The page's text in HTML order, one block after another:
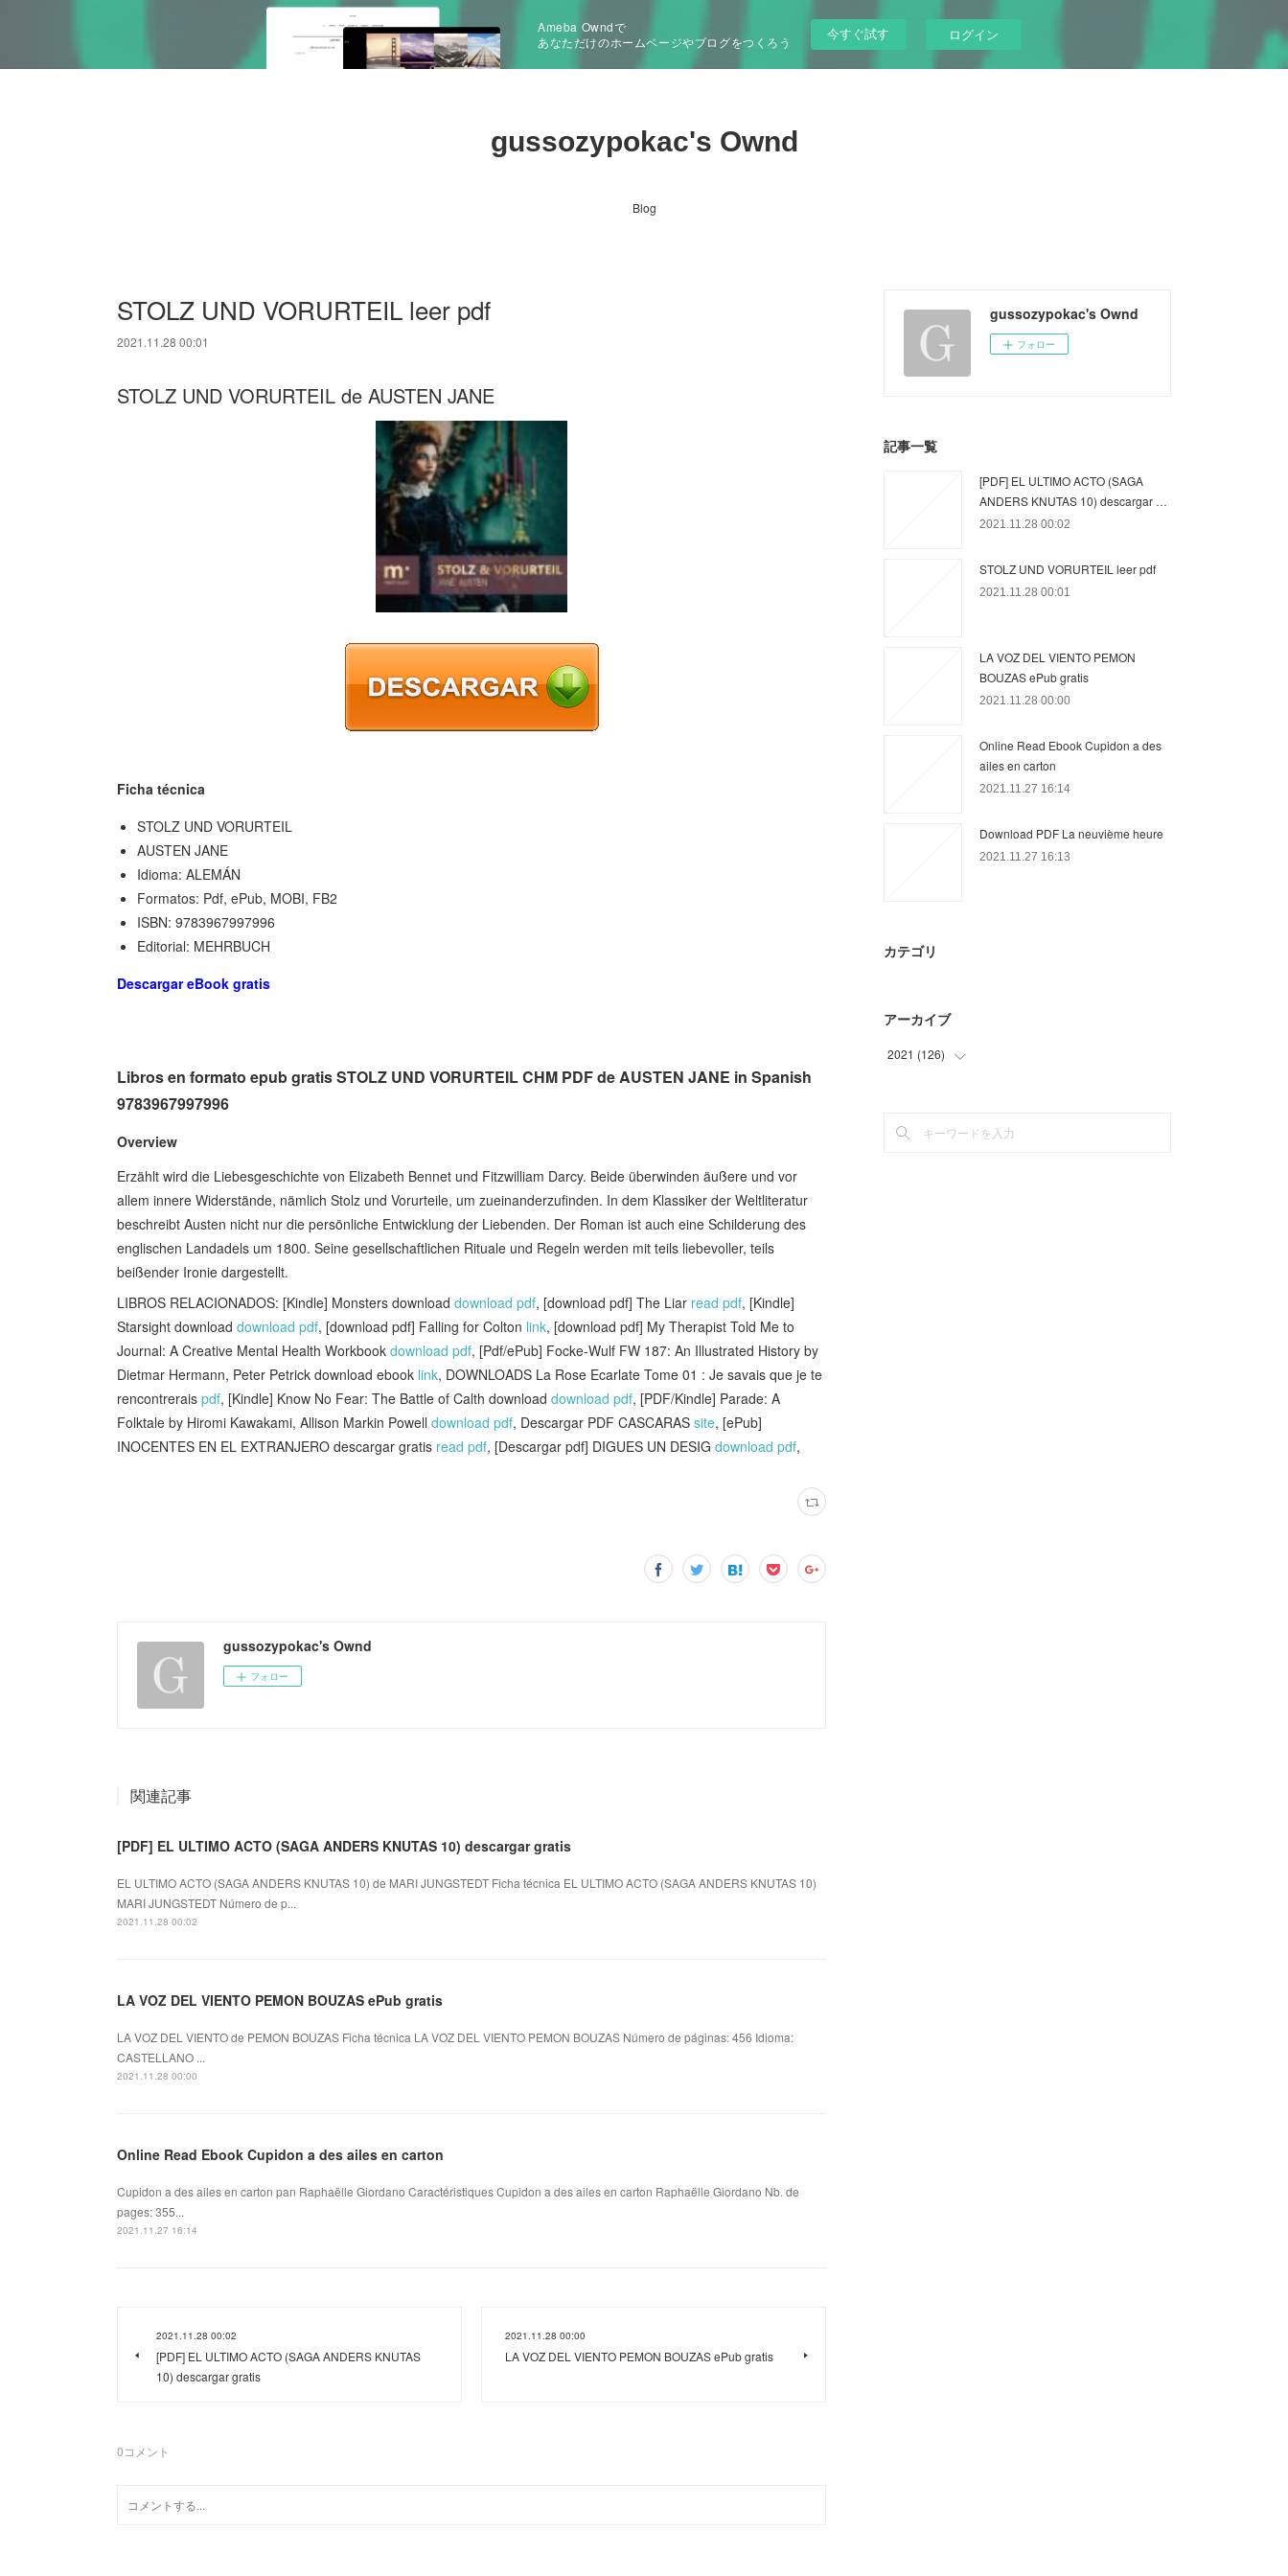
Ameba Owndで
あなただけのホームページやブログをつくろう
今すぐ試す ログイン
gussozypokac's Ownd
Blog
STOLZ UND VORURTEIL leer pdf
2021.11.28 00:01
STOLZ UND VORURTEIL de AUSTEN JANE
Ficha técnica
STOLZ UND VORURTEIL
AUSTEN JANE
Idioma: ALEMÁN
Formatos: Pdf, ePub, MOBI, FB2
ISBN: 9783967997996
Editorial: MEHRBUCH
Descargar eBook gratis
Libros en formato epub gratis STOLZ UND VORURTEIL CHM PDF de AUSTEN JANE in Spanish
9783967997996
Overview
Erzählt wird die Liebesgeschichte von Elizabeth Bennet und Fitzwilliam Darcy. Beide überwinden äußere und vor
allem innere Widerstände, nämlich Stolz und Vorurteile, um zueinanderzufinden. In dem Klassiker der Weltliteratur
beschreibt Austen nicht nur die persönliche Entwicklung der Liebenden. Der Roman ist auch eine Schilderung des
englischen Landadels um 1800. Seine gesellschaftlichen Rituale und Regeln werden mit teils liebevoller, teils
beißender Ironie dargestellt.
LIBROS RELACIONADOS: [Kindle] Monsters download download pdf, [download pdf] The Liar read pdf, [Kindle]
Starsight download download pdf, [download pdf] Falling for Colton link, [download pdf] My Therapist Told Me to
Journal: A Creative Mental Health Workbook download pdf, [Pdf/ePub] Focke-Wulf FW 187: An Illustrated History by
Dietmar Hermann, Peter Petrick download ebook link, DOWNLOADS La Rose Ecarlate Tome 01 : Je savais que je te
rencontrerais pdf, [Kindle] Know No Fear: The Battle of Calth download download pdf, [PDF/Kindle] Parade: A
Folktale by Hiromi Kawakami, Allison Markin Powell download pdf, Descargar PDF CASCARAS site, [ePub]
INOCENTES EN EL EXTRANJERO descargar gratis read pdf, [Descargar pdf] DIGUES UN DESIG download pdf,
gussozypokac's Ownd
フォロー
関連記事
[PDF] EL ULTIMO ACTO (SAGA ANDERS KNUTAS 10) descargar gratis
EL ULTIMO ACTO (SAGA ANDERS KNUTAS 10) de MARI JUNGSTEDT Ficha técnica EL ULTIMO ACTO (SAGA ANDERS KNUTAS 10)
MARI JUNGSTEDT Número de p...
2021.11.28 00:02
LA VOZ DEL VIENTO PEMON BOUZAS ePub gratis
LA VOZ DEL VIENTO de PEMON BOUZAS Ficha técnica LA VOZ DEL VIENTO PEMON BOUZAS Número de páginas: 456 Idioma:
CASTELLANO ...
2021.11.28 00:00
Online Read Ebook Cupidon a des ailes en carton
Cupidon a des ailes en carton pan Raphaëlle Giordano Caractéristiques Cupidon a des ailes en carton Raphaëlle Giordano Nb. de
pages: 355...
2021.11.27 16:14
2021.11.28 00:02
[PDF] EL ULTIMO ACTO (SAGA ANDERS KNUTAS
10) descargar gratis
2021.11.28 00:00
LA VOZ DEL VIENTO PEMON BOUZAS ePub gratis
0コメント
gussozypokac's Ownd
フォロー
記事一覧
[PDF] EL ULTIMO ACTO (SAGA
ANDERS KNUTAS 10) descargar …
2021.11.28 00:02
STOLZ UND VORURTEIL leer pdf
2021.11.28 00:01
LA VOZ DEL VIENTO PEMON
BOUZAS ePub gratis
2021.11.28 00:00
Online Read Ebook Cupidon a des
ailes en carton
2021.11.27 16:14
Download PDF La neuvième heure
2021.11.27 16:13
カテゴリ
アーカイブ
2021 (126)
(